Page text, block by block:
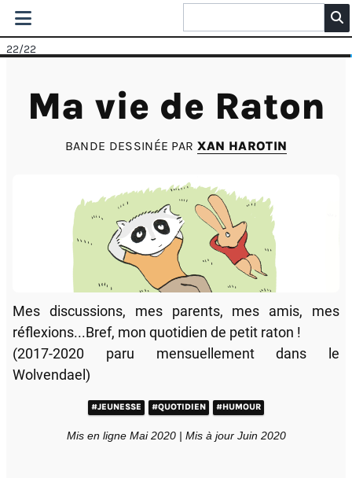
22/22
Ma vie de Raton
BANDE DESSINÉE PAR XAN HAROTIN
Mes discussions, mes parents, mes amis, mes
réflexions...Bref, mon quotidien de petit raton !
(2017-2020 paru mensuellement dans le
Wolvendael)
#JEUNESSE #QUOTIDIEN #HUMOUR
Mis en ligne Mai 2020 | Mis à jour Juin 2020